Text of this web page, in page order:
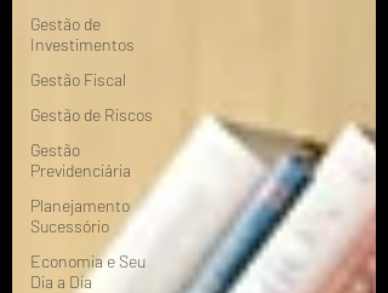
Gestão de
Investimentos
Gestão Fiscal
Gestão de Riscos
Gestão
Previdenciária
Planejamento
Sucessório
Economia e Seu
Dia a Dia